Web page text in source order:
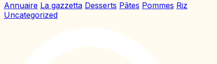
Annuaire La gazzetta Desserts Pâtes Pommes Riz
Uncategorized